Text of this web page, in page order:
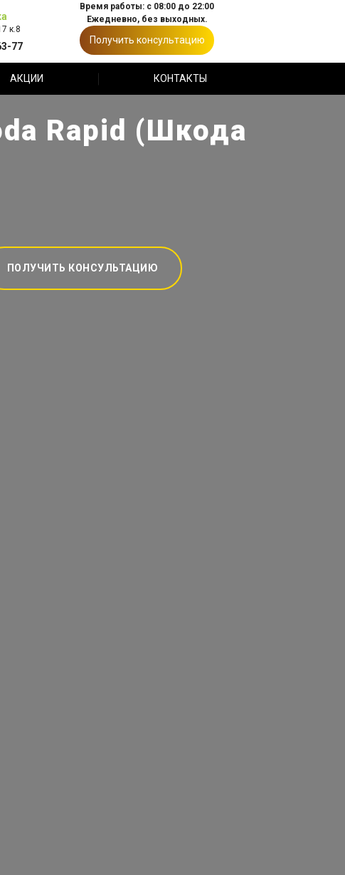
к.8
77
Время работы: с 08:00 до 22:00
Ежедневно, без выходных.
Получить консультацию
АКЦИИ КОНТАКТЫ
Rapid (Шкода
ПОЛУЧИТЬ КОНСУЛЬТАЦИЮ